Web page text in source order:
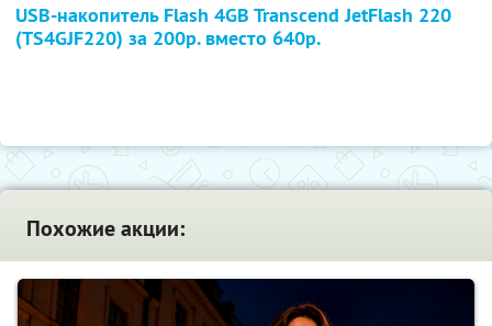
USB-накопитель Flash 4GB Transcend JetFlash 220
(TS4GJF220) за 200р. вместо 640р.
Похожие акции: